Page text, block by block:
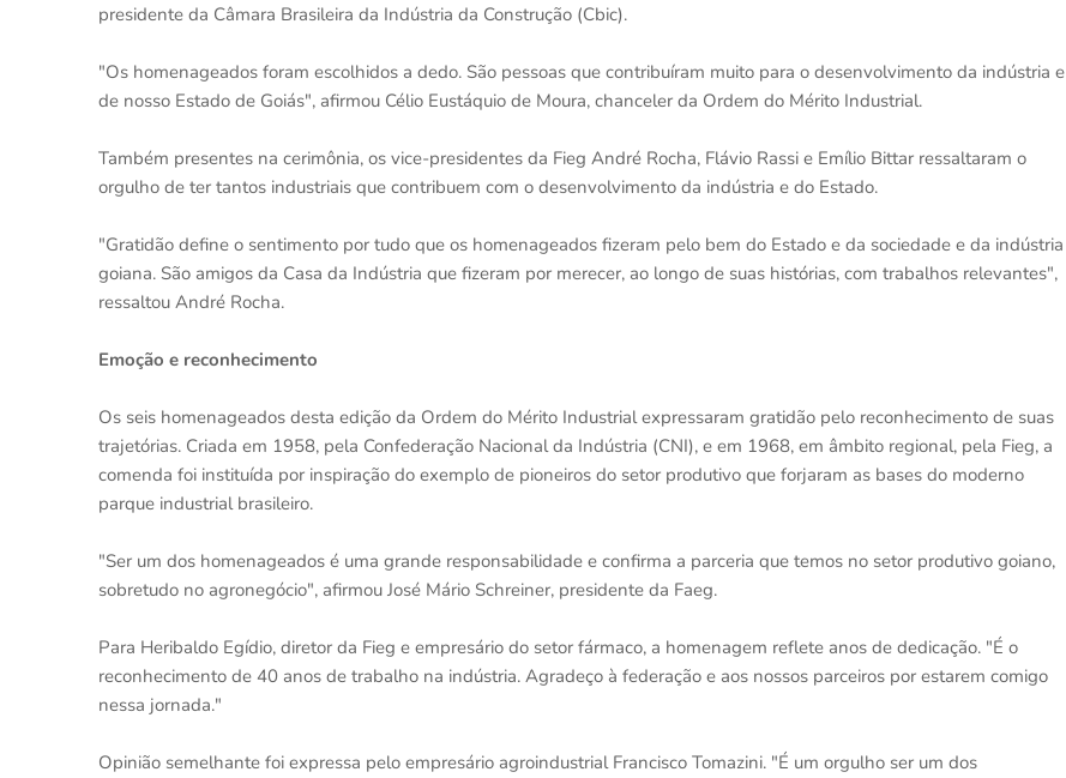
presidente da Câmara Brasileira da Indústria da Construção (Cbic).
"Os homenageados foram escolhidos a dedo. São pessoas que contribuíram muito para o desenvolvimento da indústria e
de nosso Estado de Goiás", afirmou Célio Eustáquio de Moura, chanceler da Ordem do Mérito Industrial.
Também presentes na cerimônia, os vice-presidentes da Fieg André Rocha, Flávio Rassi e Emílio Bittar ressaltaram o
orgulho de ter tantos industriais que contribuem com o desenvolvimento da indústria e do Estado.
"Gratidão define o sentimento por tudo que os homenageados fizeram pelo bem do Estado e da sociedade e da indústria
goiana. São amigos da Casa da Indústria que fizeram por merecer, ao longo de suas histórias, com trabalhos relevantes",
ressaltou André Rocha.
Emoção e reconhecimento
Os seis homenageados desta edição da Ordem do Mérito Industrial expressaram gratidão pelo reconhecimento de suas
trajetórias. Criada em 1958, pela Confederação Nacional da Indústria (CNI), e em 1968, em âmbito regional, pela Fieg, a
comenda foi instituída por inspiração do exemplo de pioneiros do setor produtivo que forjaram as bases do moderno
parque industrial brasileiro.
"Ser um dos homenageados é uma grande responsabilidade e confirma a parceria que temos no setor produtivo goiano,
sobretudo no agronegócio", afirmou José Mário Schreiner, presidente da Faeg.
Para Heribaldo Egídio, diretor da Fieg e empresário do setor fármaco, a homenagem reflete anos de dedicação. "É o
reconhecimento de 40 anos de trabalho na indústria. Agradeço à federação e aos nossos parceiros por estarem comigo
nessa jornada."
Opinião semelhante foi expressa pelo empresário agroindustrial Francisco Tomazini. "É um orgulho ser um dos